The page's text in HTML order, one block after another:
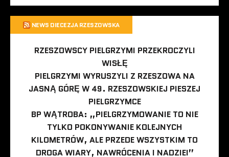
NEWS DIECEZJA RZESZOWSKA
RZESZOWSCY PIELGRZYMI PRZEKROCZYLI
WISŁĘ
PIELGRZYMI WYRUSZYLI Z RZESZOWA NA
JASNĄ GÓRĘ W 49. RZESZOWSKIEJ PIESZEJ
PIELGRZYMCE
BP WĄTROBA: „PIELGRZYMOWANIE TO NIE
TYLKO POKONYWANIE KOLEJNYCH
KILOMETRÓW, ALE PRZEDE WSZYSTKIM TO
DROGA WIARY, NAWRÓCENIA I NADZIEI”